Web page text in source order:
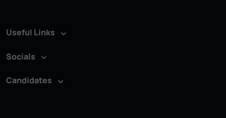
Useful Links
Socials
Candidates